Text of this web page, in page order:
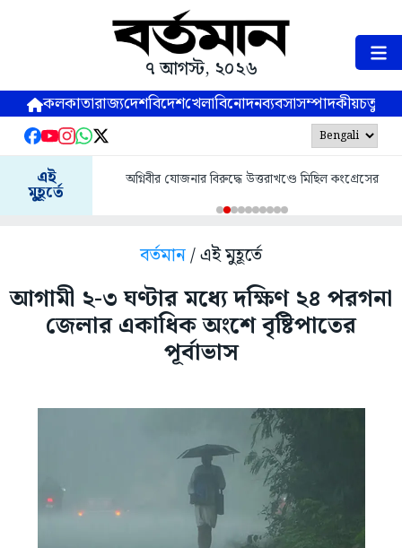
৭ আগস্ট, ২০২৬
কলকাতারাজ্যদেশবিদেশখেলাবিনোদনব্যবসাসম্পাদকীয়
এই
মুহূর্তে
অগ্নিবীর যোজনার বিরুদ্ধে উত্তরাখণ্ডে মিছিল কংগ্রেসের
বর্তমান/ এই মুহূর্তে
আগামী ২-৩ ঘণ্টার মধ্যে দক্ষিণ ২৪ পরগনা
জেলার একাধিক অংশে বৃষ্টিপাতের
পূর্বাভাস